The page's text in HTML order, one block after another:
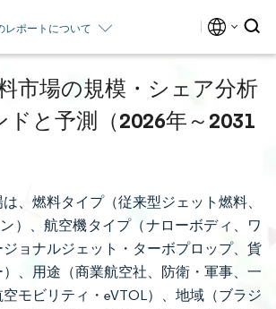
レポートについて
市場の規模・シェア分析
ドと予測（2026年～2031
、燃料タイプ（従来型ジェット燃料、
）、航空機タイプ（ナローボディ、ワ
ョナルジェット・ターボプロップ、貨
、用途（商業航空社、防衛・軍事、一
モビリティ・eVTOL）、地域（ブラジ